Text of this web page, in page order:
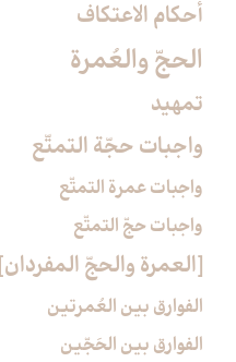
أحكام الاعتكاف
الحجّ والعُمرة
تمهيد
واجبات حجّة التمتّع‏
واجبات عمرة التمتّع
واجبات حجّ التمتّع
[العمرة والحجّ المفردان‏]
الفوارق بين العُمرتين
الفوارق بين الحَجّين